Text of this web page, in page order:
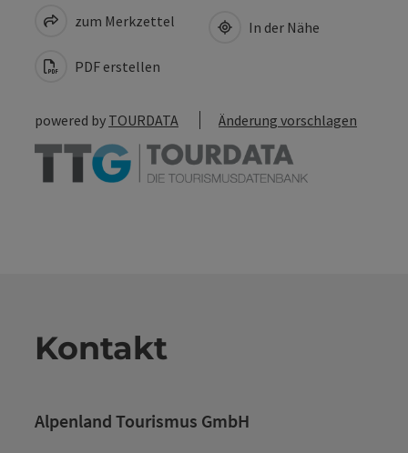
zum Merkzettel
PDF erstellen
In der Nähe
powered by TOURDATA Änderung vorschlagen
Kontakt
Alpenland Tourismus GmbH